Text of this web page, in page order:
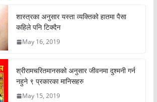
शास्त्रका अनुसार यस्ता व्यक्तिको हातमा पैसा
कहिले पनि टिक्दैन
May 16, 2019
श्रीरामचरितमानसको अनुसार जीवनमा दुश्मनी गर्न
नहुने ९ प्रकारका मानिसहरु
May 15, 2019